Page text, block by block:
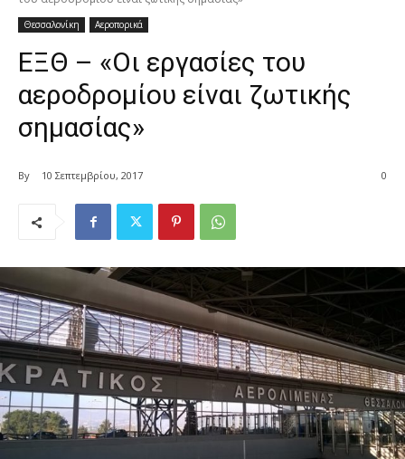
Θεσσαλονίκη Αεροπορικά
ΕΞΘ – «Οι εργασίες του
αεροδρομίου είναι ζωτικής
σημασίας»
By 10 Σεπτεμβρίου, 2017 0